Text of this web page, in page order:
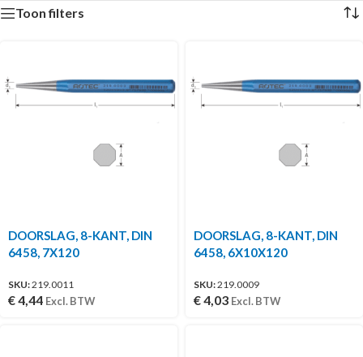
Toon filters
DOORSLAG, 8-KANT, DIN
6458, 7X120
SKU:219.0011
€4,44 Excl. BTW
DOORSLAG, 8-KANT, DIN
6458, 6X10X120
SKU:219.0009
€4,03 Excl. BTW